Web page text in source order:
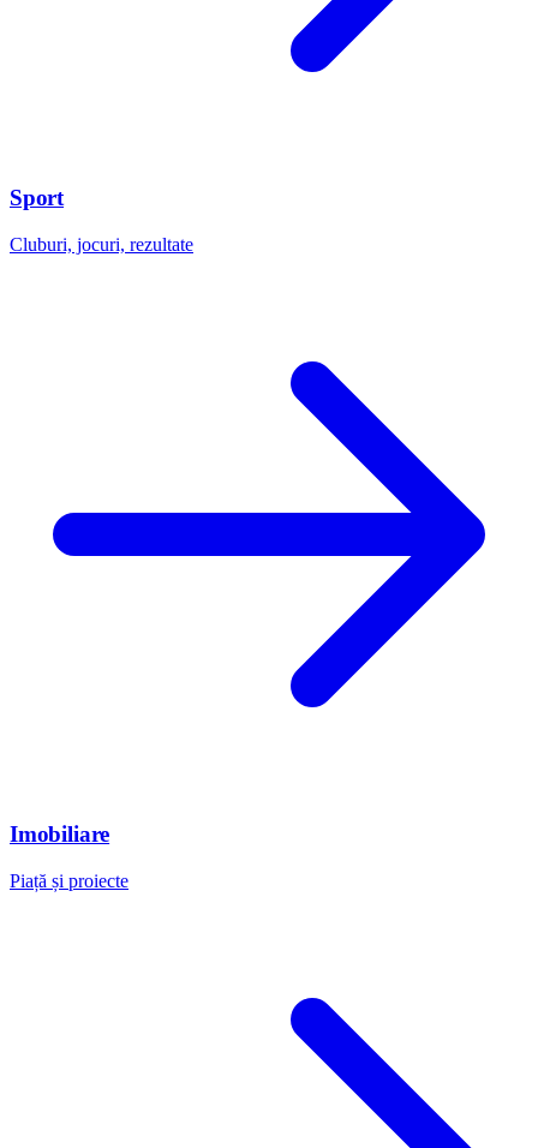
Sport
Cluburi, jocuri, rezultate
Imobiliare
Piață și proiecte